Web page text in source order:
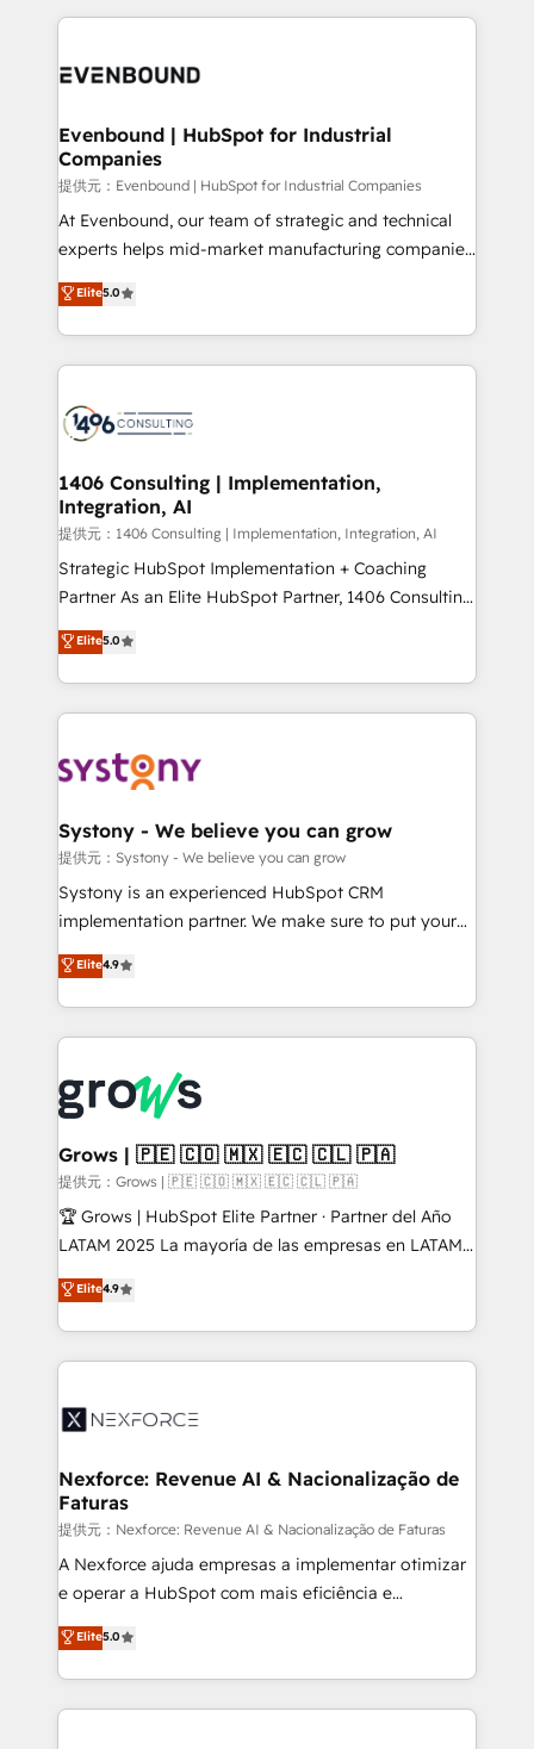
digital solutions on the market, ranging from CRM
marketing automation to online and offline sales
allowing companies to optimize processes and meet
the needs of the customer. We are part of Impresoft
Group, a group of specialized and complementary
companies that divide their offer into 4
Competence Centers: Smart Manufacturing,
The synergies generated by these integrations,
together with the combination of talents, skills,
to accompany companies on their digital
transformation journey.
Evenbound | HubSpot for Industrial
Companies
提供元：Evenbound | HubSpot for Industrial Companies
At Evenbound, our team of strategic and technical
experts helps mid-market manufacturing companies
achieve real growth. We specialize in delivering
tailored solutions that drive results by leveraging
HubSpot’s platform and data to fuel success.
Technical Solutions: - HubSpot Technical Consulting -
Onboarding - Data Migration & Integrations -
Revenue Operations - Inbound Marketing -
Outbound Marketing - HubSpot CMS Website
Design & Development We empower our clients to
reach their full potential by providing transparent,
relationship-driven support. With over 300 HubSpot
technical know-how and strategic guidance you
need to succeed.
Elite5.0
1406 Consulting | Implementation,
Integration, AI
提供元：1406 Consulting | Implementation, Integration, AI
Strategic HubSpot Implementation + Coaching
Partner As an Elite HubSpot Partner, 1406 Consulting
helps mid-market revenue teams transform how
they sell, market, and serve. We don't just build your
HubSpot—we teach your team to own it, then stay
to help you keep winning. What We Do ⚙️ CRM
Data & Content 📈 Sales & Marketing Alignment +
Agent Creation 🔄 Custom Integrations & Data
Migration Why 1406 We become part of your team.
Your team learns while we build. We fix what others
broke. Built for mid-market reality—practical
constraints. By the Numbers 🏆 Top 1% of all
HubSpot partners 🔄 Top 5% globally in client
and sales ops at mid-market companies ready to
move beyond spreadsheets into unified systems
that drive real business results.
Elite5.0
Systony - We believe you can grow
提供元：Systony - We believe you can grow
Systony is an experienced HubSpot CRM
implementation partner. We make sure to put your
organization's needs and goals first and think along
with your organization. We are only satisfied once
you are too. Why Systony? - 20+ years of
experience with CRM, Marketing, Sales & Service
Own back-end developers - Complex data
migrations (e.g. Salesforce, MS Dynamics, Perfect
View, SuperOffice) - Custom integrations (e.g. MS
Business Central, Navision, AX, SAP, Exact, AFAS) We
focus on growing B2B companies in the SME sector
such as manufacturing, SaaS, business services and
partner, we know how important user adoption is.
That's why we have developed a step-by-step
technology and people with each other. Together we
strive for optimal customer processes and
Elite4.9
Grows | 🇵🇪 🇨🇴 🇲🇽 🇪🇨 🇨🇱 🇵🇦
提供元：Grows | 🇵🇪 🇨🇴 🇲🇽 🇪🇨 🇨🇱 🇵🇦
🏆 Grows | HubSpot Elite Partner · Partner del Año
LATAM 2025 La mayoría de las empresas en LATAM
no tienen un problema de herramientas. Tienen un
problema de orden. Equipos desalineados, datos
dispersos y procesos que dependen de personas
clave — no de sistemas. Eso frena el crecimiento,
⚙️ Grows ordena los procesos comerciales, alinea
de forma que genera resultados reales desde las
primeras semanas — no meses. 🤝 No entregamos
proyectos y nos vamos. Nos quedamos como
socios estratégicos, ayudando a sostener y escalar
lo que construimos juntos. Porque crecer sin orden
Operamos en Colombia, Perú, México, Ecuador,
Chile, Panamá, Bolivia, Argentina y República
Elite4.9
Nexforce: Revenue AI & Nacionalização de
Faturas
提供元：Nexforce: Revenue AI & Nacionalização de Faturas
A Nexforce ajuda empresas a implementar otimizar
e operar a HubSpot com mais eficiência e
previsibilidade de receita. Combinamos Revenue
Operations (RevOps) e Inteligência Artificial para
estruturar processos integrar sistemas organizar
dados e automatizar operações. O objetivo é
Elite5.0